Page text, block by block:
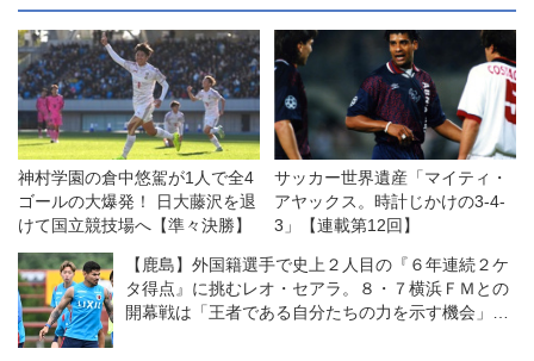
神村学園の倉中悠駕が1人で全4
ゴールの大爆発！ 日大藤沢を退
けて国立競技場へ【準々決勝】
サッカー世界遺産「マイティ・
アヤックス。時計じかけの3-4-
3」【連載第12回】
【鹿島】外国籍選手で史上２人目の『６年連続２ケ
タ得点』に挑むレオ・セアラ。８・７横浜ＦＭとの
開幕戦は「王者である自分たちの力を示す機会」と